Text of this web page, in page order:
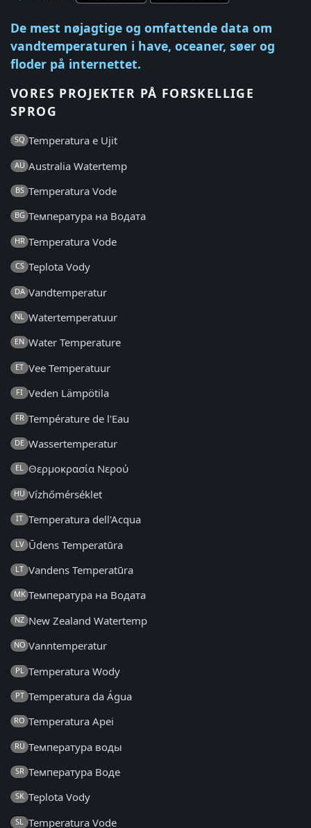
De mest nøjagtige og omfattende data om
vandtemperaturen i have, oceaner, søer og
floder på internettet.
VORES PROJEKTER PÅ FORSKELLIGE
SPROG
SQ Temperatura e Ujit
AU Australia Watertemp
BS Temperatura Vode
BG Температура на Водата
HR Temperatura Vode
CS Teplota Vody
DA Vandtemperatur
NL Watertemperatuur
EN Water Temperature
ET Vee Temperatuur
FI Veden Lämpötila
FR Température de l'Eau
DE Wassertemperatur
EL Θερμοκρασία Νερού
HU Vízhőmérséklet
IT Temperatura dell'Acqua
LV Ūdens Temperatūra
LT Vandens Temperatūra
MK Температура на Водата
NZ New Zealand Watertemp
NO Vanntemperatur
PL Temperatura Wody
PT Temperatura da Água
RO Temperatura Apei
RU Температура воды
SR Температура Воде
SK Teplota Vody
SL Temperatura Vode